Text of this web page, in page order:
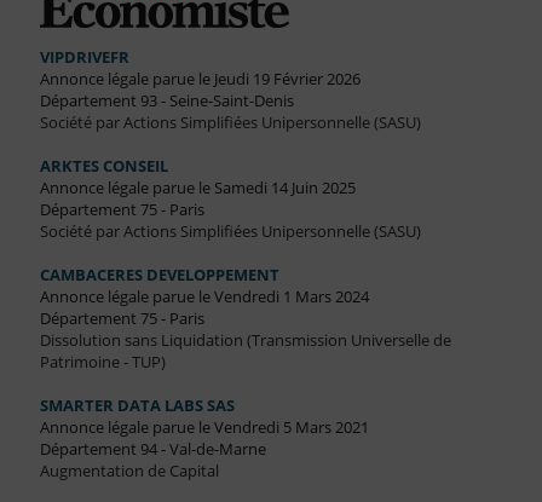
VIPDRIVEFR
Annonce légale parue le Jeudi 19 Février 2026
Département 93 - Seine-Saint-Denis
Société par Actions Simplifiées Unipersonnelle (SASU)
ARKTES CONSEIL
Annonce légale parue le Samedi 14 Juin 2025
Département 75 - Paris
Société par Actions Simplifiées Unipersonnelle (SASU)
CAMBACERES DEVELOPPEMENT
Annonce légale parue le Vendredi 1 Mars 2024
Département 75 - Paris
Dissolution sans Liquidation (Transmission Universelle de
Patrimoine - TUP)
SMARTER DATA LABS SAS
Annonce légale parue le Vendredi 5 Mars 2021
Département 94 - Val-de-Marne
Augmentation de Capital